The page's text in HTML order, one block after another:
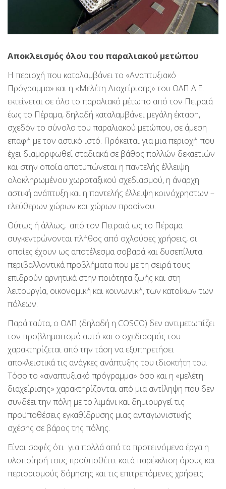
Αποκλεισμός όλου του παραλιακού μετώπου
Η περιοχή που καταλαμβάνει το «Αναπτυξιακό
Πρόγραμμα» και η «Μελέτη Διαχείρισης» του ΟΛΠ Α.Ε.
εκτείνεται σε όλο το παραλιακό μέτωπο από τον Πειραιά
έως το Πέραμα, δηλαδή καταλαμβάνει μεγάλη έκταση,
σχεδόν το σύνολο του παραλιακού μετώπου, σε άμεση
επαφή με τον αστικό ιστό. Πρόκειται για μια περιοχή που
έχει διαμορφωθεί σταδιακά σε βάθος πολλών δεκαετιών
και στην οποία αποτυπώνεται η παντελής έλλειψη
ολοκληρωμένου χωροταξικού σχεδιασμού, η άναρχη
αστική ανάπτυξη και η παντελής έλλειψη κοινόχρηστων –
ελεύθερων χώρων και χώρων πρασίνου.
Ούτως ή άλλως, από τον Πειραιά ως το Πέραμα
συγκεντρώνονται πλήθος από οχλούσες χρήσεις, οι
οποίες έχουν ως αποτέλεσμα σοβαρά και δυσεπίλυτα
περιβαλλοντικά προβλήματα που με τη σειρά τους
επιδρούν αρνητικά στην ποιότητα ζωής και στη
λειτουργία, οικονομική και κοινωνική, των κατοίκων των
πόλεων.
Παρά ταύτα, ο ΟΛΠ (δηλαδή η COSCO) δεν αντιμετωπίζει
τον προβληματισμό αυτό και ο σχεδιασμός του
χαρακτηρίζεται από την τάση να εξυπηρετήσει
αποκλειστικά τις ανάγκες ανάπτυξης του ιδιοκτήτη του.
Τόσο το «αναπτυξιακό πρόγραμμα» όσο και η «μελέτη
διαχείρισης» χαρακτηρίζονται από μια αντίληψη που δεν
συνδέει την πόλη με το λιμάνι και δημιουργεί τις
προϋποθέσεις εγκαθίδρυσης μιας ανταγωνιστικής
σχέσης σε βάρος της πόλης.
Είναι σαφές ότι για πολλά από τα προτεινόμενα έργα η
υλοποίησή τους προϋποθέτει κατά παρέκκλιση όρους και
περιορισμούς δόμησης και τις επιτρεπόμενες χρήσεις.